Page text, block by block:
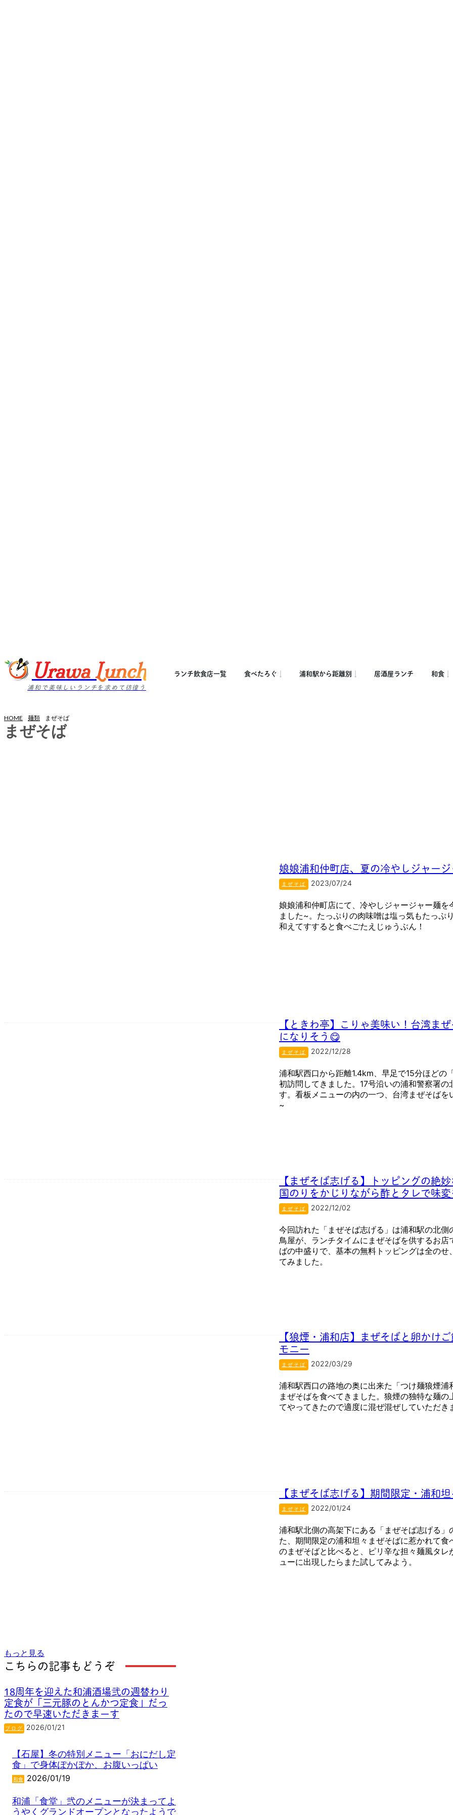
Urawa Lunch
浦和で美味しいランチを求めて彷徨う
ランチ飲食店一覧 食べたろぐ 浦和駅から距離別 居酒屋ランチ 和食
HOME 麺類 まぜそば
まぜそば
娘娘浦和仲町店、夏の冷やしジャージ
まぜそば 2023/07/24
娘娘浦和仲町店にて、冷やしジャージャー麺を
ました~。たっぷりの肉味噌は塩っ気もたっぷ
和えてすすると食べごたえじゅうぶん！
【ときわ亭】こりゃ美味い！台湾ま
になりそう😋
まぜそば 2022/12/28
浦和駅西口から距離1.4km、早足で15分ほどの
初訪問してきました。17号沿いの浦和警察署の
す。看板メニューの内の一つ、台湾まぜそばを
~
【まぜそば志げる】トッピングの絶
国のりをかじりながら酢とタレで味
まぜそば 2022/12/02
今回訪れた「まぜそば志げる」は浦和駅の北側
鳥屋が、ランチタイムにまぜそばを供するお店
ばの中盛りで、基本の無料トッピングは全のせ
てみました。
【狼煙・浦和店】まぜそばと卵かけ
モニー
まぜそば 2022/03/29
浦和駅西口の路地の奥に出来た「つけ麺狼煙浦
まぜそばを食べてきました。狼煙の独特な麺の
てやってきたので適度に混ぜ混ぜしていただき
【まぜそば志げる】期間限定・浦和
まぜそば 2022/01/24
浦和駅北側の高架下にある「まぜそば志げる」
た、期間限定の浦和坦々まぜそばに惹かれて食
のまぜそばと比べると、ピリ辛な担々麺風タレ
ューに出現したらまた試してみよう。
もっと見る
こちらの記事もどうぞ
18周年を迎えた和浦酒場弐の週替わり
定食が「三元豚のとんかつ定食」だっ
たので早速いただきまーす
ブログ 2026/01/21
【石屋】冬の特別メニュー「おにだし定
食」で身体ぽかぽか、お腹いっぱい
和食 2026/01/19
和浦「食堂」弐のメニューが決まってよ
うやくグランドオープンとなったようで